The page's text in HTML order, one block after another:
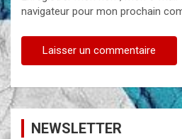
navigateur pour mon prochain
NEWSLETTER